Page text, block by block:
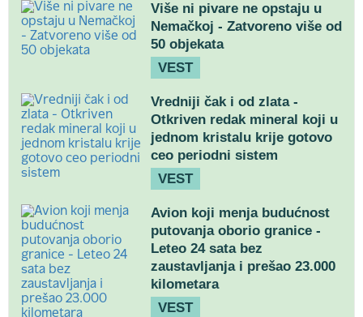
Više ni pivare ne opstaju u
Nemačkoj - Zatvoreno više od
50 objekata
VEST
Vredniji čak i od zlata -
Otkriven redak mineral koji u
jednom kristalu krije gotovo
ceo periodni sistem
VEST
Avion koji menja budućnost
putovanja oborio granice -
Leteo 24 sata bez
zaustavljanja i prešao 23.000
kilometara
VEST